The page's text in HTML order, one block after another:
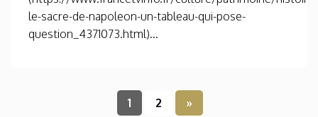
le-sacre-de-napoleon-un-tableau-qui-pose-
question_4371073.html)...
1 2 »